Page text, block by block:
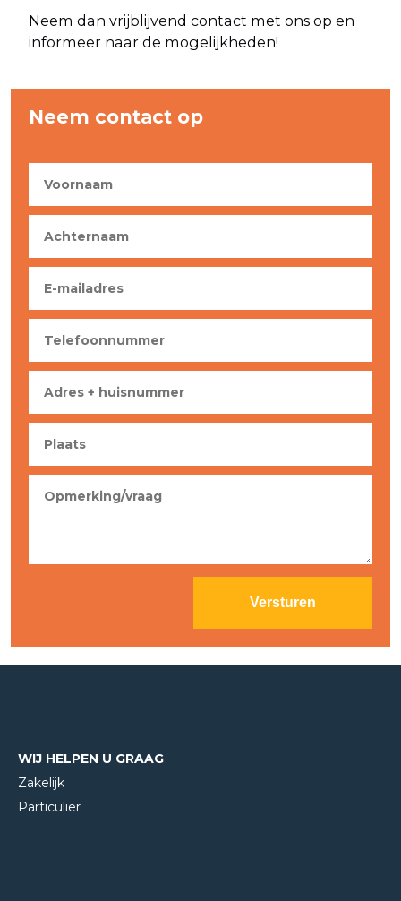
Neem dan vrijblijvend contact met ons op en
informeer naar de mogelijkheden!
Neem contact op
WIJ HELPEN U GRAAG
Zakelijk
Particulier